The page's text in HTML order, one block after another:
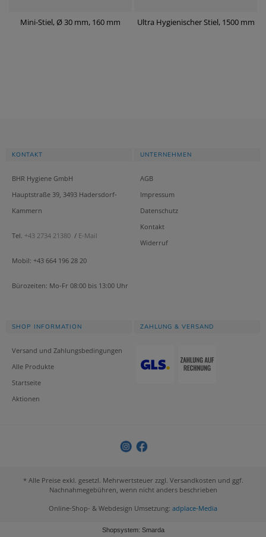
Mini-Stiel, Ø 30 mm, 160 mm Ultra Hygienischer Stiel, 1500 mm
KONTAKT
BHR Hygiene GmbH
Hauptstraße 39, 3493 Hadersdorf-
Kammern
Tel. +43 2734 21380 / E-Mail
Mobil: +43 664 196 28 20
Bürozeiten: Mo-Fr 08:00 bis 13:00 Uhr
UNTERNEHMEN
AGB
Impressum
Datenschutz
Kontakt
Widerruf
SHOP INFORMATION
Versand und Zahlungsbedingungen
Alle Produkte
Startseite
Aktionen
ZAHLUNG & VERSAND
* Alle Preise exkl. gesetzl. Mehrwertsteuer zzgl. Versandkosten und ggf.
Nachnahmegebühren, wenn nicht anders beschrieben
Online-Shop- & Webdesign Umsetzung: adplace-Media
Shopsystem: Smarda